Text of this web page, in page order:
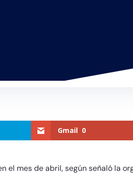
Gmail 0
el mes de abril, según señaló la